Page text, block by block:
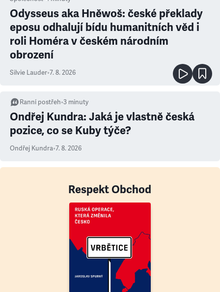
Odysseus aka Hněwoš: české překlady
eposu odhalují bídu humanitních věd i
roli Homéra v českém národním
obrození
Silvie Lauder•7. 8. 2026
Ranní postřeh•3 minuty
Ondřej Kundra: Jaká je vlastně česká
pozice, co se Kuby týče?
Ondřej Kundra•7. 8. 2026
Respekt Obchod